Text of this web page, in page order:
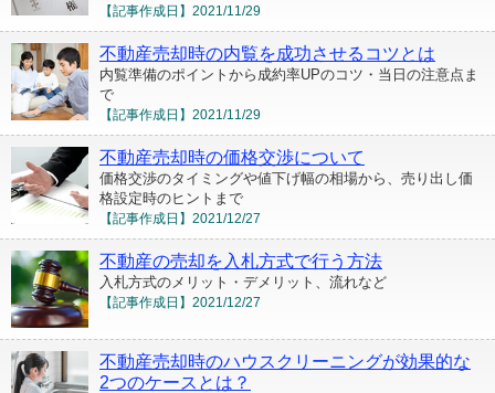
【記事作成日】 2021/11/29
不動産売却時の内覧を成功させるコツとは
内覧準備のポイントから成約率UPのコツ・当日の注意点ま
で
【記事作成日】 2021/11/29
不動産売却時の価格交渉について
価格交渉のタイミングや値下げ幅の相場から、売り出し価
格設定時のヒントまで
【記事作成日】 2021/12/27
不動産の売却を入札方式で行う方法
入札方式のメリット・デメリット、流れなど
【記事作成日】 2021/12/27
不動産売却時のハウスクリーニングが効果的な
2つのケースとは？